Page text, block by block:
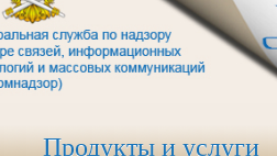
Продукты и услуги